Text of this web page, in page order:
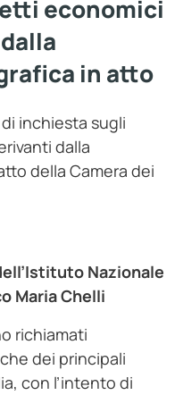
economici
in atto
inchiesta sugli
dalla
della Camera dei
Nazionale
Maria Chelli
richiamati
dei principali
con l’intento di